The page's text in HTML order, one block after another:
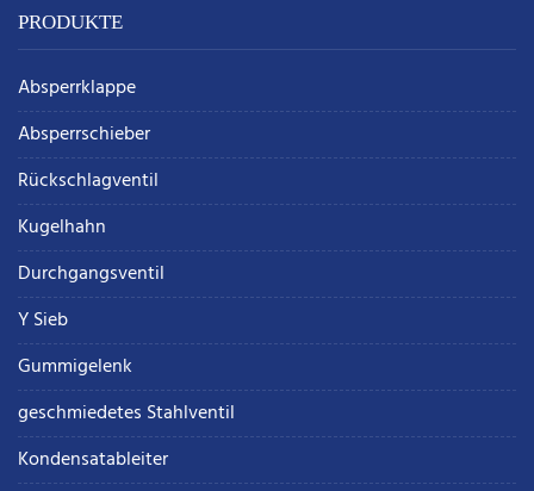
PRODUKTE
Absperrklappe
Absperrschieber
Rückschlagventil
Kugelhahn
Durchgangsventil
Y Sieb
Gummigelenk
geschmiedetes Stahlventil
Kondensatableiter